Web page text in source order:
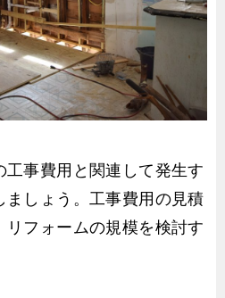
工事費用と関連して発生す
ましょう。工事費用の見積
リフォームの規模を検討す